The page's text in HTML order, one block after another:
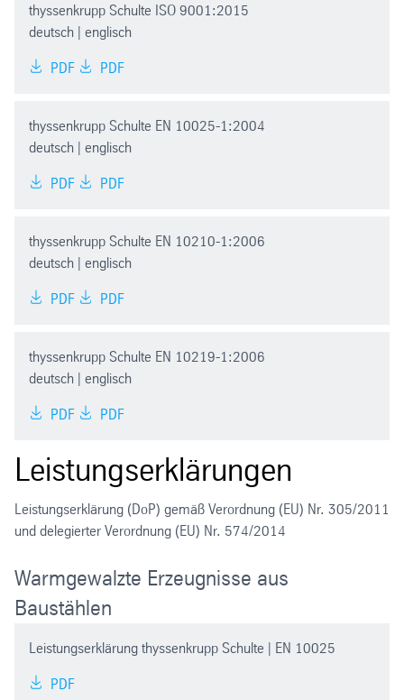
thyssenkrupp Schulte ISO 9001:2015
deutsch | englisch
PDF PDF
thyssenkrupp Schulte EN 10025-1:2004
deutsch | englisch
PDF PDF
thyssenkrupp Schulte EN 10210-1:2006
deutsch | englisch
PDF PDF
thyssenkrupp Schulte EN 10219-1:2006
deutsch | englisch
PDF PDF
Leistungserklärungen
Leistungserklärung (DoP) gemäß Verordnung (EU) Nr. 305/2011
und delegierter Verordnung (EU) Nr. 574/2014
Warmgewalzte Erzeugnisse aus
Baustählen
Leistungserklärung thyssenkrupp Schulte | EN 10025
PDF